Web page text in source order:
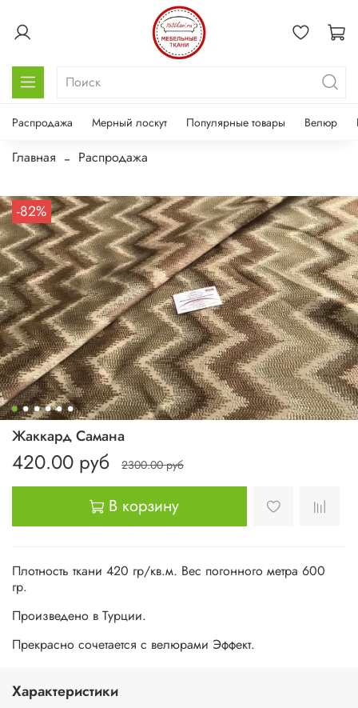
Распродажа Мерный лоскут Популярные товары Велюр
Главная Распродажа
-82%
Жаккард Самана
420.00 руб 2300.00 руб
В корзину
Плотность ткани 420 гр/кв.м. Вес погонного метра 600
гр.
Произведено в Турции.
Прекрасно сочетается с велюрами Эффект.
Характеристики